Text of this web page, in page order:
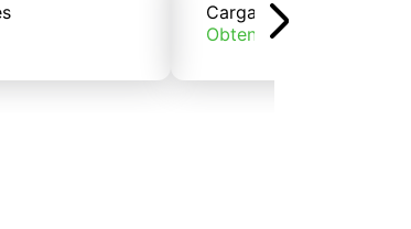
Carga de trenes
Obtener ofertas